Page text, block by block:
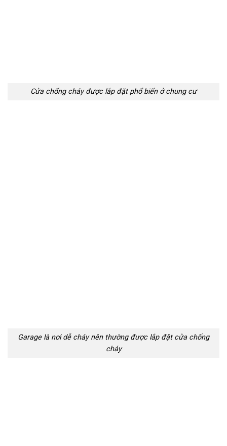
Cửa chống cháy được lắp đặt phổ biến ở chung cư
Garage là nơi dễ cháy nên thường được lắp đặt cửa chống
cháy